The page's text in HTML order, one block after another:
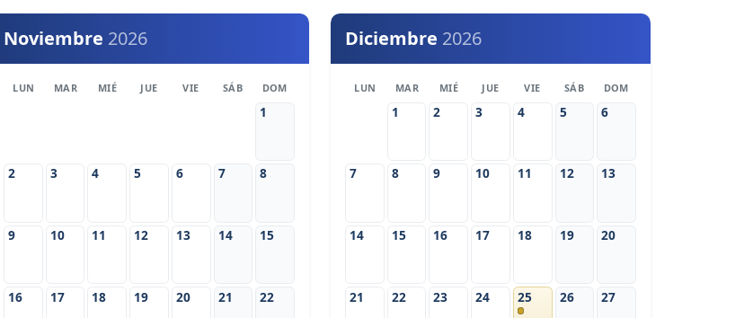
Noviembre 2026
LUN MAR MIÉ JUE VIE SÁB DOM
1
2 3 4 5 6 7 8
9 10 11 12 13 14 15
16 17 18 19 20 21 22
Diciembre 2026
LUN MAR MIÉ JUE VIE SÁB DOM
1 2 3 4 5 6
7 8 9 10 11 12 13
14 15 16 17 18 19 20
21 22 23 24 25 26 27